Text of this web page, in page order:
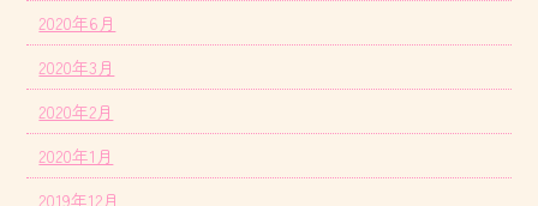
2020年6月
2020年3月
2020年2月
2020年1月
2019年12月